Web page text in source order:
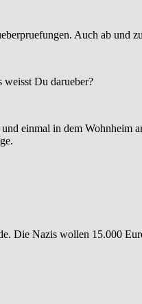
Auch ab und
Du darueber?
einmal in dem
Die Nazis wollen 15.000